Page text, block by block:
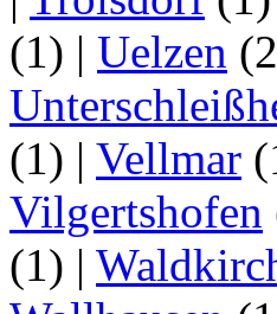
(1) | Uelzen
(1) | Vellmar
Vilgertshofen
(1) |